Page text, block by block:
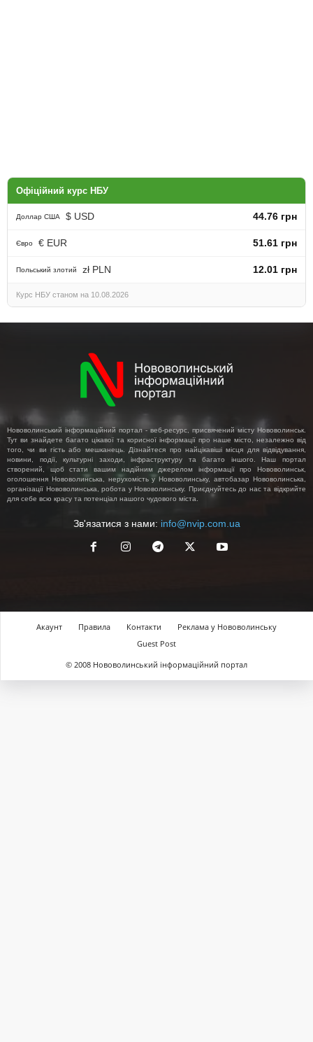
Офіційний курс НБУ
Доллар США $ USD 44.76 грн
Євро € EUR 51.61 грн
Польський злотий zł PLN 12.01 грн
Курс НБУ станом на 10.08.2026
Нововолинський інформаційний портал - веб-ресурс, присвячений місту Нововолинськ.
Тут ви знайдете багато цікавої та корисної інформації про наше місто, незалежно від
того, чи ви гість або мешканець. Дізнайтеся про найцікавіші місця для відвідування,
новини, події, культурні заходи, інфраструктуру та багато іншого. Наш портал
створений, щоб стати вашим надійним джерелом інформації про Нововолинськ,
оголошення Нововолинська, нерухомість у Нововолинську, автобазар Нововолинська,
організації Нововолинська, робота у Нововолинську. Приєднуйтесь до нас та відкрийте
для себе всю красу та потенціал нашого чудового міста.
Зв'язатися з нами: info@nvip.com.ua
Акаунт Правила Контакти
Реклама у Нововолинську
Guest Post
© 2008 Нововолинський інформаційний портал